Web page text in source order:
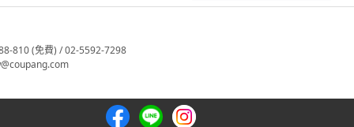
810 (免費) / 02-5592-7298